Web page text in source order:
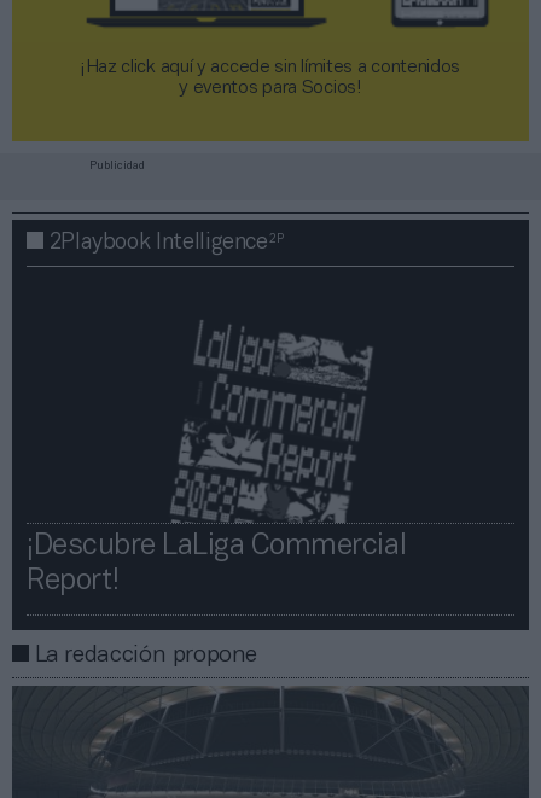
¡Haz click aquí y accede sin límites a contenidos
y eventos para Socios!​​​​​​​
Publicidad
2Playbook Intelligence2P
¡Descubre LaLiga Commercial
Report!​​
La redacción propone